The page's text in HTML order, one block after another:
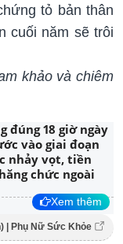
tỏ bản thân
cuối năm sẽ trôi
khảo và chiêm
đúng 18 giờ ngày
vào giai đoạn
nhảy vọt, tiền
chức ngoài
Xem thêm
| Phụ Nữ Sức Khỏe